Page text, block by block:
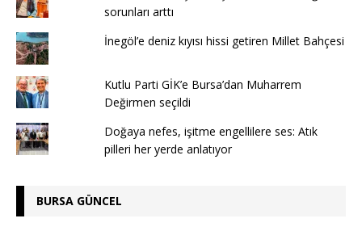
sorunları arttı
İnegöl’e deniz kıyısı hissi getiren Millet Bahçesi
Kutlu Parti GİK’e Bursa’dan Muharrem
Değirmen seçildi
Doğaya nefes, işitme engellilere ses: Atık
pilleri her yerde anlatıyor
BURSA GÜNCEL